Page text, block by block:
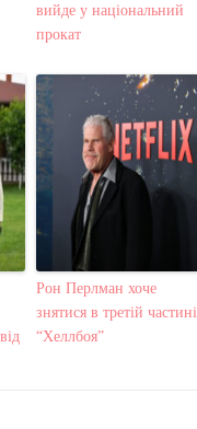
вийде у національний
прокат
Рон Перлман хоче
знятися в третій частині
“Хеллбоя”